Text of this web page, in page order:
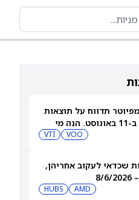
תדווח על תוצאות
הרבעון הרביעי ב-11 באוגוסט. הנה מי
VOO
VTI
שכדאי לעקוב אחריהן,
AMD
HUBS